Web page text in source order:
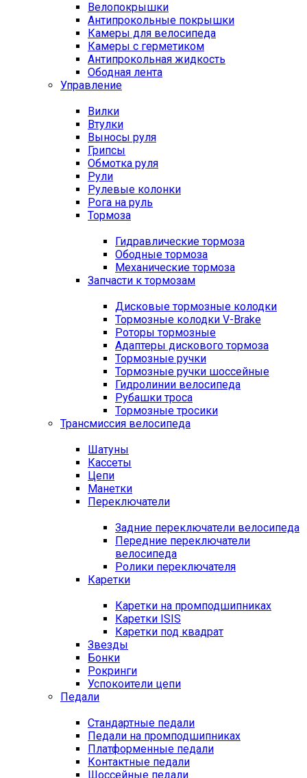
Велопокрышки
Антипрокольные покрышки
Камеры для велосипеда
Камеры с герметиком
Антипрокольная жидкость
Ободная лента
Управление
Вилки
Втулки
Выносы руля
Грипсы
Обмотка руля
Рули
Рулевые колонки
Рога на руль
Тормоза
Гидравлические тормоза
Ободные тормоза
Механические тормоза
Запчасти к тормозам
Дисковые тормозные колодки
Тормозные колодки V-Brake
Роторы тормозные
Адаптеры дискового тормоза
Тормозные ручки
Тормозные ручки шоссейные
Гидролинии велосипеда
Рубашки троса
Тормозные тросики
Трансмиссия велосипеда
Шатуны
Кассеты
Цепи
Манетки
Переключатели
Задние переключатели велосипеда
Передние переключатели
велосипеда
Ролики переключателя
Каретки
Каретки на промподшипниках
Каретки ISIS
Каретки под квадрат
Звезды
Бонки
Рокринги
Успокоители цепи
Педали
Стандартные педали
Педали на промподшипниках
Платформенные педали
Контактные педали
Шоссейные педали